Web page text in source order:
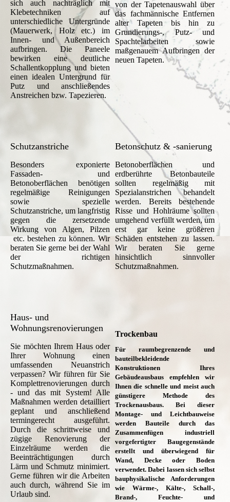
sich auch nachträglich mit
Klebetechniken auf
unterschiedliche Untergründe
(Mauerwerk, Holz etc.) im
Innen- und Außenbereich
aufbringen. Die Paneele
bewirken eine deutliche
Schallentkopplung und bieten
einen idealen Untergrund für
Putz und anschließendes
Anstreichen bzw. Tapezieren.
von der Tapetenauswahl über
das fachmännische Entfernen
alter Tapeten bis hin zu
Grundierungs-, Putz- und
Spachtelarbeiten sowie
maßgenauem Aufbringen der
neuen Tapeten.
Schutzanstriche
Besonders exponierte
Fassaden- und
Betonoberflächen benötigen
regelmäßige Reinigungen
sowie spezielle
Schutzanstriche, um langfristig
gegen die zersetzende
Wirkung von Algen, Pilzen
etc. bestehen zu können. Wir
beraten Sie gerne bei der Wahl
der richtigen
Schutzmaßnahmen.
Betonschutz & -sanierung
Betonoberflächen und
erdberührte Betonbauteile
sollten regelmäßig mit
Spezialanstrichen behandelt
werden. Bereits bestehende
Risse und Hohlräume sollten
umgehend verfüllt werden, um
erst gar keine größeren
Schäden entstehen zu lassen.
Wir beraten Sie gerne
hinsichtlich sinnvoller
Schutzmaßnahmen.
Haus- und
Wohnungsrenovierungen
Sie möchten Ihrem Haus oder
Ihrer Wohnung einen
umfassenden Neuanstrich
verpassen? Wir führen für Sie
Komplettrenovierungen durch
- und das mit System! Alle
Maßnahmen werden detailliert
geplant und anschließend
termingerecht ausgeführt.
Durch die schrittweise und
zügige Renovierung der
Einzelräume werden die
Beeinträchtigungen durch
Lärm und Schmutz minimiert.
Gerne führen wir die Arbeiten
auch durch, während Sie im
Urlaub sind.
Trockenbau
Für raumbegrenzende und
bauteilbekleidende
Konstruktionen Ihres
Gebäudeausbaus empfehlen wir
Ihnen die schnelle und meist auch
günstigere Methode des
Trockenausbaus. Bei dieser
Montage- und Leichtbauweise
werden Bauteile durch das
Zusammenfügen industriell
vorgefertigter Baugegenstände
erstellt und überwiegend für
Wand, Decke oder Boden
verwendet. Dabei lassen sich selbst
bauphysikalische Anforderungen
wie Wärme-, Kälte-, Schall-,
Brand-, Feuchte- und